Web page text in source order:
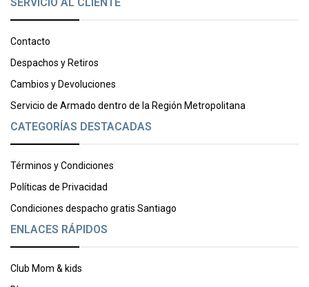
Contacto
Despachos y Retiros
Cambios y Devoluciones
Servicio de Armado dentro de la Región Metropolitana
CATEGORÍAS DESTACADAS
Términos y Condiciones
Políticas de Privacidad
Condiciones despacho gratis Santiago
ENLACES RÁPIDOS
Club Mom & kids